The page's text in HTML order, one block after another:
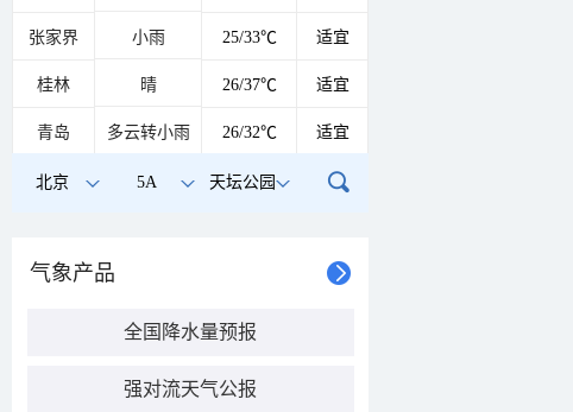
张家界 小雨 25/33℃ 适宜
桂林 晴 26/37℃ 适宜
青岛 多云转小雨 26/32℃ 适宜
北京 5A 天坛公园
气象产品
全国降水量预报
强对流天气公报